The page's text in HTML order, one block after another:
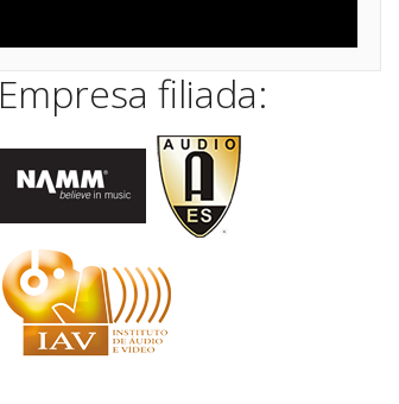
Empresa filiada: